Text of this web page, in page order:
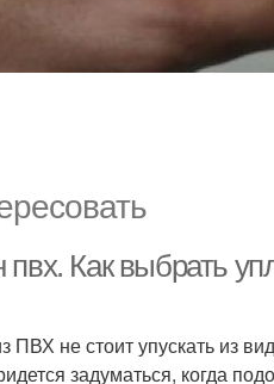
Как выбрать
ПВХ не стоит упускать из
задуматься, когда